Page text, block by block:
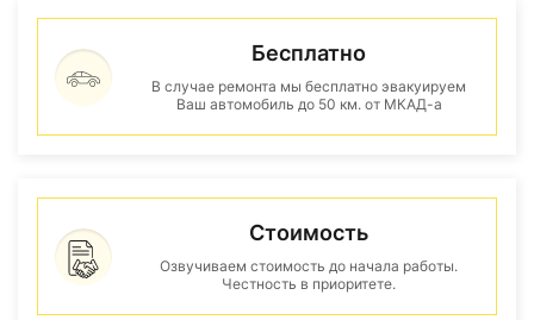
Бесплатно
В случае ремонта мы бесплатно эвакуируем
Ваш автомобиль до 50 км. от МКАД-а
Стоимость
Озвучиваем стоимость до начала работы.
Честность в приоритете.